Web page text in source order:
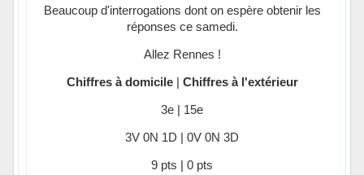
Beaucoup d'interrogations dont on espère obtenir les
réponses ce samedi.
Allez Rennes !
Chiffres à domicile| Chiffres à l'extérieur
3e | 15e
3V 0N 1D | 0V 0N 3D
9 pts | 0 pts